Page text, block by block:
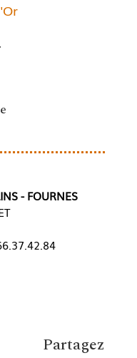
- FOURNES
Partagez